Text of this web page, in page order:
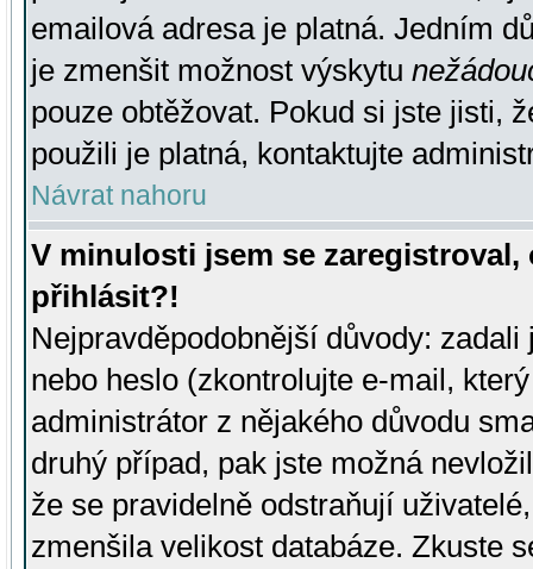
emailová adresa je platná. Jedním
je zmenšit možnost výskytu
pouze obtěžovat. Pokud si jste jisti,
použili je platná, kontaktujte
Návrat nahoru
V minulosti jsem se
přihlásit?!
Nejpravděpodobnější důvody:
nebo heslo (zkontrolujte e-mail,
administrátor z nějakého důvodu
druhý případ, pak jste možná
že se pravidelně odstraňují
zmenšila velikost databáze. Zkuste